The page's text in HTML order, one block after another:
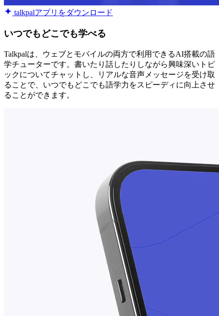
talkpalアプリをダウンロード
いつでもどこでも学べる
Talkpalは、ウェブとモバイルの両方で利用できるAI搭載の語
学チューターです。書いたり話したりしながら興味深いトピ
ックについてチャットし、リアルな音声メッセージを受け取
ることで、いつでもどこでも語学力をスピーディに向上させ
ることができます。